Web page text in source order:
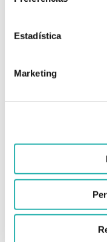
Estadística
Marketing